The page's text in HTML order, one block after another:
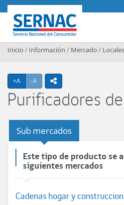
Contenido principal
SERNAC
Inicio / Información / Mercado /
+A Agrandar texto
-A Achicar textoicono
Purificadores
Sub mercados
Este tipo de producto se
siguientes mercados
Cadenas hogar y construccion